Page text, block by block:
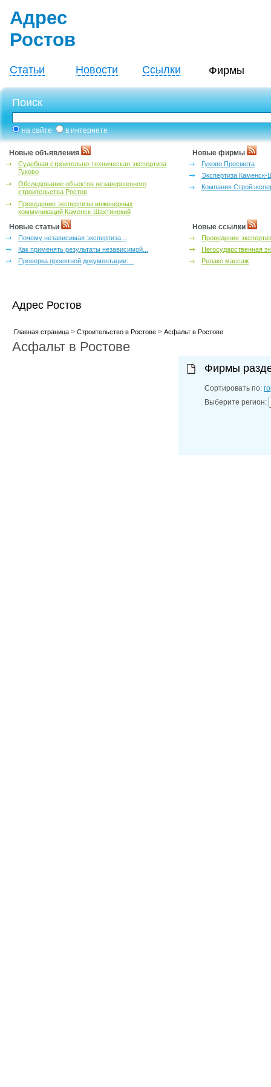
Адрес
Ростов
Статьи Новости Ссылки Фирмы
Поиск
на сайте в интернете
Новые объявления
Судебная строительно-техническая экспертиза
Гуково
Обследование объектов незавершенного
строительства Ростов
Проведение экспертизы инженерных
коммуникаций Каменск-Шахтинский
Новые фирмы
Гуково Просмета
Экспертиза Каменск-
Компания
Новые статьи
Почему независимая экспертиза...
Как применять результаты независимой...
Проверка проектной документации:...
Новые ссылки
Проведение
Негосударственная
Релакс массаж
Адрес Ростов
Главная страница> Строительство в Ростове> Асфальт в Ростове
Асфальт в Ростове
Фирмы
Сортировать по:
Выберите регион: